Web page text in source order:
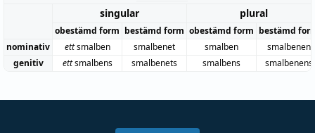
singular
plural
obestämd form bestämd form obestämd form bestämd
nominativ
ettsmalben smalbenet smalben
smalbenen
genitiv
ettsmalbens smalbenets smalbens smalbenens